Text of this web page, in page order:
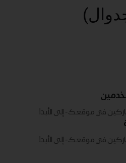
في موقعك - ​​إلى الأبد!
في موقعك - ​​إلى الأبد!